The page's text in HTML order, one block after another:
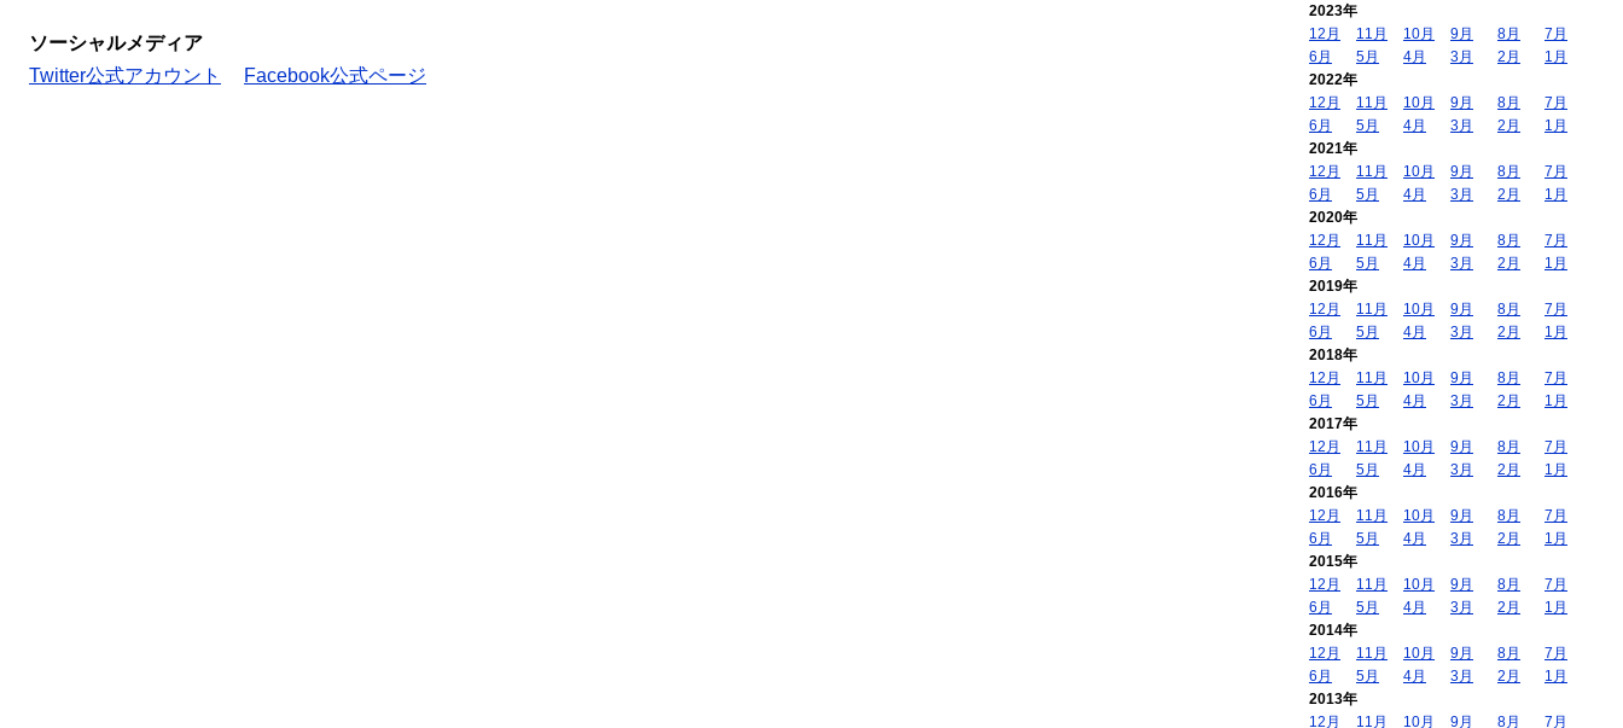
ソーシャルメディア
Twitter公式アカウント
Facebook公式ページ
2023年
12月
11月 10月 9月 8月
7月
6月
5月 4月 3月 2月
1月
2022年
12月
11月 10月 9月 8月
7月
6月
5月 4月 3月 2月
1月
2021年
12月
11月 10月 9月 8月
7月
6月
5月 4月 3月 2月
1月
2020年
12月
11月 10月 9月 8月
7月
6月
5月 4月 3月 2月
1月
2019年
12月
11月 10月 9月 8月
7月
6月
5月 4月 3月 2月
1月
2018年
12月
11月 10月 9月 8月
7月
6月
5月 4月 3月 2月
1月
2017年
12月
11月 10月 9月 8月
7月
6月
5月 4月 3月 2月
1月
2016年
12月
11月 10月 9月 8月
7月
6月
5月 4月 3月 2月
1月
2015年
12月
11月 10月 9月 8月
7月
6月
5月 4月 3月 2月
1月
2014年
12月
11月 10月 9月 8月
7月
6月
5月 4月 3月 2月
1月
2013年
12月
11月 10月 9月 8月 7月